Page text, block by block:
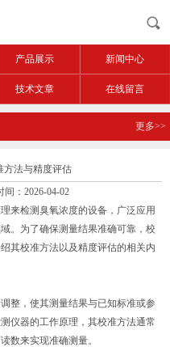
产品展示 新闻中心
技术文章 在线留言
更多>>
方法与精度评估
间：2026-04-02
检测臭氧浓度的设备，广泛应用
。为了确保测量结果准确可靠，校
其校准方法以及精度评估的相关内
整，使其测量结果与已知标准或参
仪器的工作原理，其校准方法通常
数来实现准确测量。